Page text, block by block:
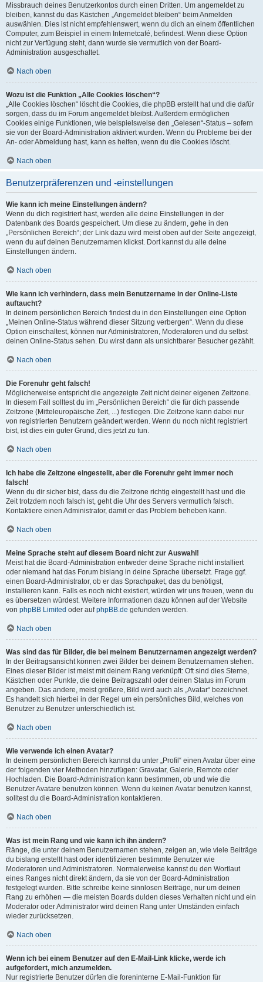
Missbrauch deines Benutzerkontos durch einen Dritten. Um angemeldet zu
bleiben, kannst du das Kästchen „Angemeldet bleiben“ beim Anmelden
auswählen. Dies ist nicht empfehlenswert, wenn du dich an einem öffentlichen
Computer, zum Beispiel in einem Internetcafé, befindest. Wenn diese Option
nicht zur Verfügung steht, dann wurde sie vermutlich von der Board-
Administration ausgeschaltet.
Nach oben
Wozu ist die Funktion „Alle Cookies löschen“?
„Alle Cookies löschen“ löscht die Cookies, die phpBB erstellt hat und die dafür
sorgen, dass du im Forum angemeldet bleibst. Außerdem ermöglichen
Cookies einige Funktionen, wie beispielsweise den „Gelesen“-Status – sofern
sie von der Board-Administration aktiviert wurden. Wenn du Probleme bei der
An- oder Abmeldung hast, kann es helfen, wenn du die Cookies löscht.
Nach oben
Benutzerpräferenzen und -einstellungen
Wie kann ich meine Einstellungen ändern?
Wenn du dich registriert hast, werden alle deine Einstellungen in der
Datenbank des Boards gespeichert. Um diese zu ändern, gehe in den
„Persönlichen Bereich“; der Link dazu wird meist oben auf der Seite angezeigt,
wenn du auf deinen Benutzernamen klickst. Dort kannst du alle deine
Einstellungen ändern.
Nach oben
Wie kann ich verhindern, dass mein Benutzername in der Online-Liste
auftaucht?
In deinem persönlichen Bereich findest du in den Einstellungen eine Option
„Meinen Online-Status während dieser Sitzung verbergen“. Wenn du diese
Option einschaltest, können nur Administratoren, Moderatoren und du selbst
deinen Online-Status sehen. Du wirst dann als unsichtbarer Besucher gezählt.
Nach oben
Die Forenuhr geht falsch!
Möglicherweise entspricht die angezeigte Zeit nicht deiner eigenen Zeitzone.
In diesem Fall solltest du im „Persönlichen Bereich“ die für dich passende
Zeitzone (Mitteleuropäische Zeit, ...) festlegen. Die Zeitzone kann dabei nur
von registrierten Benutzern geändert werden. Wenn du noch nicht registriert
bist, ist dies ein guter Grund, dies jetzt zu tun.
Nach oben
Ich habe die Zeitzone eingestellt, aber die Forenuhr geht immer noch
falsch!
Wenn du dir sicher bist, dass du die Zeitzone richtig eingestellt hast und die
Zeit trotzdem noch falsch ist, geht die Uhr des Servers vermutlich falsch.
Kontaktiere einen Administrator, damit er das Problem beheben kann.
Nach oben
Meine Sprache steht auf diesem Board nicht zur Auswahl!
Meist hat die Board-Administration entweder deine Sprache nicht installiert
oder niemand hat das Forum bislang in deine Sprache übersetzt. Frage ggf.
einen Board-Administrator, ob er das Sprachpaket, das du benötigst,
installieren kann. Falls es noch nicht existiert, würden wir uns freuen, wenn du
es übersetzen würdest. Weitere Informationen dazu können auf der Website
von phpBB Limited oder aufphpBB.de gefunden werden.
Nach oben
Was sind das für Bilder, die bei meinem Benutzernamen angezeigt werden?
In der Beitragsansicht können zwei Bilder bei deinem Benutzernamen stehen.
Eines dieser Bilder ist meist mit deinem Rang verknüpft: Oft sind dies Sterne,
Kästchen oder Punkte, die deine Beitragszahl oder deinen Status im Forum
angeben. Das andere, meist größere, Bild wird auch als „Avatar“ bezeichnet.
Es handelt sich hierbei in der Regel um ein persönliches Bild, welches von
Benutzer zu Benutzer unterschiedlich ist.
Nach oben
Wie verwende ich einen Avatar?
In deinem persönlichen Bereich kannst du unter „Profil“ einen Avatar über eine
der folgenden vier Methoden hinzufügen: Gravatar, Galerie, Remote oder
Hochladen. Die Board-Administration kann bestimmen, ob und wie die
Benutzer Avatare benutzen können. Wenn du keinen Avatar benutzen kannst,
solltest du die Board-Administration kontaktieren.
Nach oben
Was ist mein Rang und wie kann ich ihn ändern?
Ränge, die unter deinem Benutzernamen stehen, zeigen an, wie viele Beiträge
du bislang erstellt hast oder identifizieren bestimmte Benutzer wie
Moderatoren und Administratoren. Normalerweise kannst du den Wortlaut
eines Ranges nicht direkt ändern, da sie von der Board-Administration
festgelegt wurden. Bitte schreibe keine sinnlosen Beiträge, nur um deinen
Rang zu erhöhen — die meisten Boards dulden dieses Verhalten nicht und ein
Moderator oder Administrator wird deinen Rang unter Umständen einfach
wieder zurücksetzen.
Nach oben
Wenn ich bei einem Benutzer auf den E-Mail-Link klicke, werde ich
aufgefordert, mich anzumelden.
Nur registrierte Benutzer dürfen die foreninterne E-Mail-Funktion für